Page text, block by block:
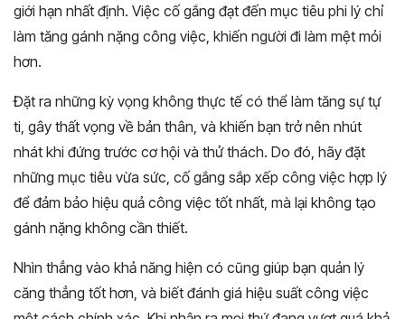
giới hạn nhất định. Việc cố gắng đạt đến mục tiêu phi lý chỉ
làm tăng gánh nặng công việc, khiến người đi làm mệt mỏi
hơn.
Đặt ra những kỳ vọng không thực tế có thể làm tăng sự tự
ti, gây thất vọng về bản thân, và khiến bạn trở nên nhút
nhát khi đứng trước cơ hội và thử thách. Do đó, hãy đặt
những mục tiêu vừa sức, cố gắng sắp xếp công việc hợp lý
để đảm bảo hiệu quả công việc tốt nhất, mà lại không tạo
gánh nặng không cần thiết.
Nhìn thẳng vào khả năng hiện có cũng giúp bạn quản lý
căng thẳng tốt hơn, và biết đánh giá hiệu suất công việc